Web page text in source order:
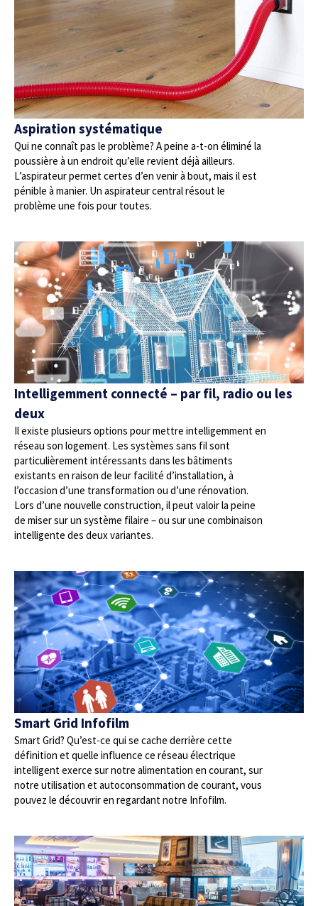
Aspiration systématique
Qui ne connaît pas le problème? A peine a-t-on éliminé la
poussière à un endroit qu’elle revient déjà ailleurs.
L’aspirateur permet certes d’en venir à bout, mais il est
pénible à manier. Un aspirateur central résout le
problème une fois pour toutes.
Intelligemment connecté – par fil, radio ou les
deux
Il existe plusieurs options pour mettre intelligemment en
réseau son logement. Les systèmes sans fil sont
particulièrement intéressants dans les bâtiments
existants en raison de leur facilité d’installation, à
l’occasion d’une transformation ou d’une rénovation.
Lors d’une nouvelle construction, il peut valoir la peine
de miser sur un système filaire – ou sur une combinaison
intelligente des deux variantes.
Smart Grid Infofilm
Smart Grid? Qu’est-ce qui se cache derrière cette
définition et quelle influence ce réseau électrique
intelligent exerce sur notre alimentation en courant, sur
notre utilisation et autoconsommation de courant, vous
pouvez le découvrir en regardant notre Infofilm.